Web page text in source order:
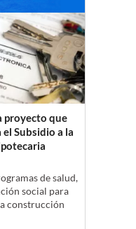
proyecto que
Subsidio a la
de salud,
social para
construcción